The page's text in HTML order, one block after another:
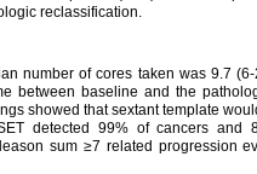
reclassification.
number of cores taken was 9.7
between baseline and the
showed that sextant template
detected 99% of cancers and
sum ≥7 related progression